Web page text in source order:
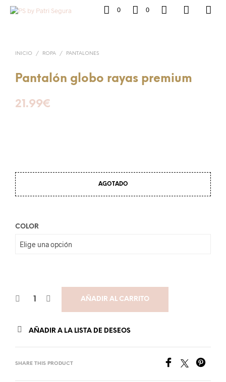
0 0
INICIO / ROPA / PANTALONES
Pantalón globo rayas premium
21.99€
AGOTADO
COLOR
AÑADIR AL CARRITO
AÑADIR A LA LISTA DE DESEOS
SHARE THIS PRODUCT